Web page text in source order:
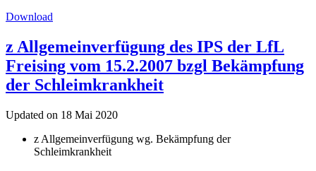
Download
z Allgemeinverfügung des IPS der LfL
Freising vom 15.2.2007 bzgl Bekämpfung
der Schleimkrankheit
Updated on 18 Mai 2020
z Allgemeinverfügung wg. Bekämpfung der
Schleimkrankheit